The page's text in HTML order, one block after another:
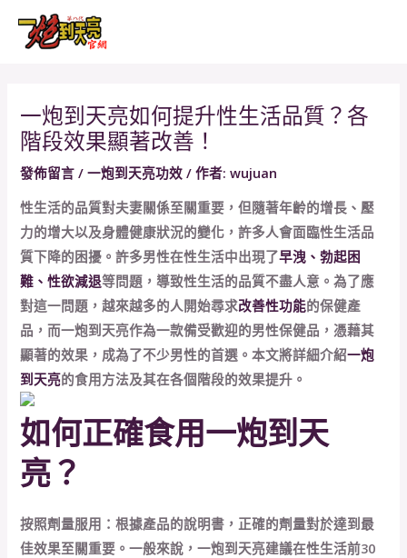
一炮到天亮如何提升性生活品質？各
階段效果顯著改善！
發佈留言 /一炮到天亮功效 / 作者:wujuan
性生活的品質對夫妻關係至關重要，但隨著年齡的增長、壓
力的增大以及身體健康狀況的變化，許多人會面臨性生活品
質下降的困擾。許多男性在性生活中出現了早洩、勃起困
難、性欲減退等問題，導致性生活的品質不盡人意。為了應
對這一問題，越來越多的人開始尋求改善性功能的保健產
品，而一炮到天亮作為一款備受歡迎的男性保健品，憑藉其
顯著的效果，成為了不少男性的首選。本文將詳細介紹一炮
到天亮的食用方法及其在各個階段的效果提升。
如何正確食用一炮到天
亮？
按照劑量服用：根據產品的說明書，正確的劑量對於達到最
佳效果至關重要。一般來說，一炮到天亮建議在性生活前30
navigation